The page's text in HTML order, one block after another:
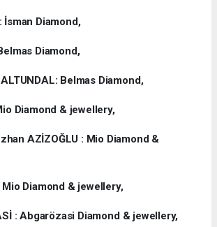
İsman Diamond,
Diamond,
Belmas Diamond,
Diamond & jewellery,
AZİZOĞLU : Mio Diamond &
Mio Diamond & jewellery,
: Abgarözasi Diamond & jewellery,